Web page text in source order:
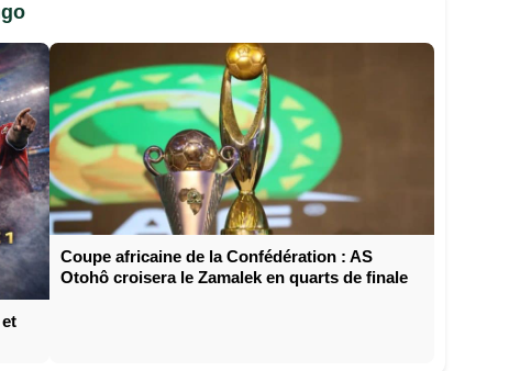
Coupe africaine de la Confédération : AS
Otohô croisera le Zamalek en quarts de finale